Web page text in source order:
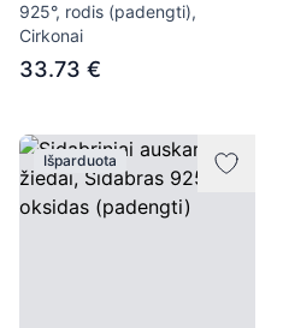
925°, rodis (padengti),
Cirkonai
33.73 €
Išparduota